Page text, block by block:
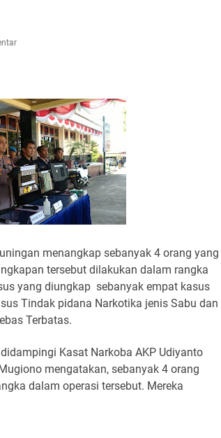
Wilayah Kuningan Rabu 5 Agustus 2026
Kamis 6 Agustus 2026 Ada Tiga Acara
menangkap sebanyak 4 orang yang
tersebut dilakukan dalam rangka
yang diungkap sebanyak empat kasus
Tindak pidana Narkotika jenis Sabu dan
Terbatas.
Kasat Narkoba AKP Udiyanto
mengatakan, sebanyak 4 orang
dalam operasi tersebut. Mereka